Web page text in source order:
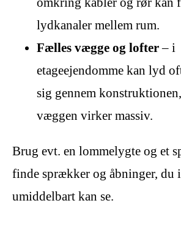
lydkanaler mellem rum.
Fælles vægge og lofter– i
etageejendomme kan lyd
sig gennem
væggen virker massiv.
Brug evt. en lommelygte og et
finde sprækker og åbninger, du
umiddelbart kan se.